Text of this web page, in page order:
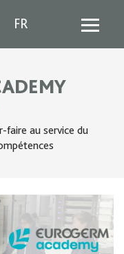
FR
faire au service du